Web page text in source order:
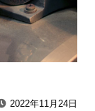
2022年11月24日